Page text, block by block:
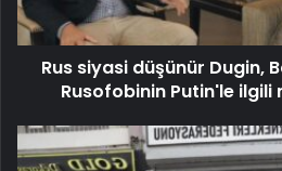
Rus siyasi düşünür Dugin,
Rusofobinin Putin'le ilgili